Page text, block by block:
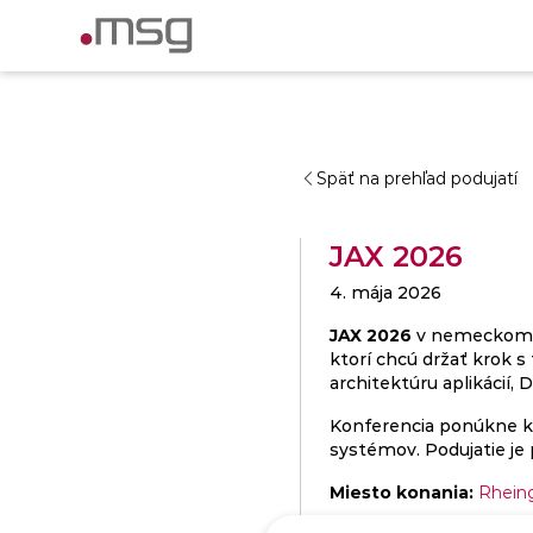
Späť na prehľad podujatí
JAX 2026
4. mája 2026
JAX 2026 v
ktorí chcú držať krok s
architektúru aplikácií,
Konferencia ponúkne
systémov. Podujatie je
Miesto konania: